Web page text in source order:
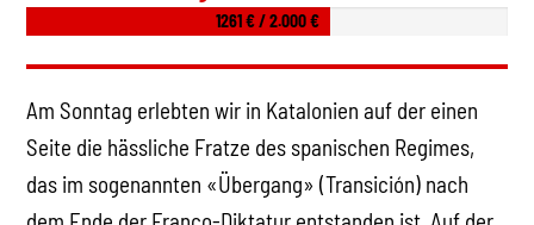
1261 € / 2.000 €
Am Sonntag erlebten wir in Katalonien auf der einen
Seite die hässliche Fratze des spanischen Regimes,
das im sogenannten «Übergang» (Transición) nach